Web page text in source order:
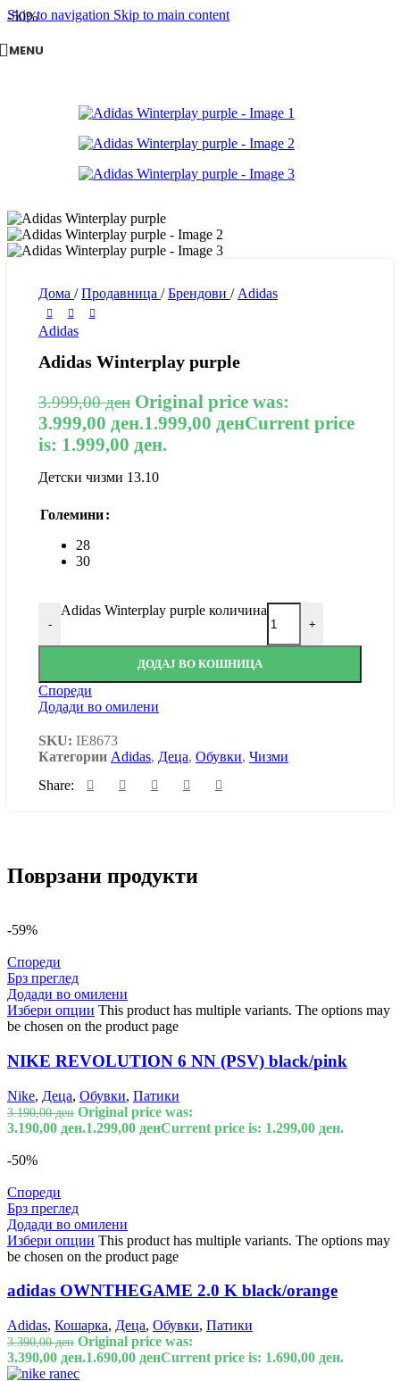
Skip to navigation Skip to main content
MENU
-50%
Дома / Продавница / Брендови / Adidas
Adidas
Adidas Winterplay purple
3.999,00ден Original price was:
3.999,00 ден.1.999,00 денCurrent price
is: 1.999,00 ден.
Детски чизми 13.10
Големини
28
30
-
Adidas Winterplay purple количина
+
ДОДАЈ ВО КОШНИЦА
Спореди
Додади во омилени
SKU: IE8673
Категории Adidas, Деца, Обувки, Чизми
Share:
Поврзани продукти
-59%
Спореди
Брз преглед
Додади во омилени
Избери опции This product has multiple variants. The options may
be chosen on the product page
NIKE REVOLUTION 6 NN (PSV) black/pink
Nike, Деца, Обувки, Патики
3.190,00ден Original price was:
3.190,00 ден.1.299,00 денCurrent price is: 1.299,00 ден.
-50%
Спореди
Брз преглед
Додади во омилени
Избери опции This product has multiple variants. The options may
be chosen on the product page
adidas OWNTHEGAME 2.0 K black/orange
Adidas, Кошарка, Деца, Обувки, Патики
3.390,00ден Original price was:
3.390,00 ден.1.690,00 денCurrent price is: 1.690,00 ден.